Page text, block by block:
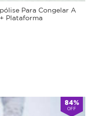
Para Congelar A
Plataforma
84%
OFF